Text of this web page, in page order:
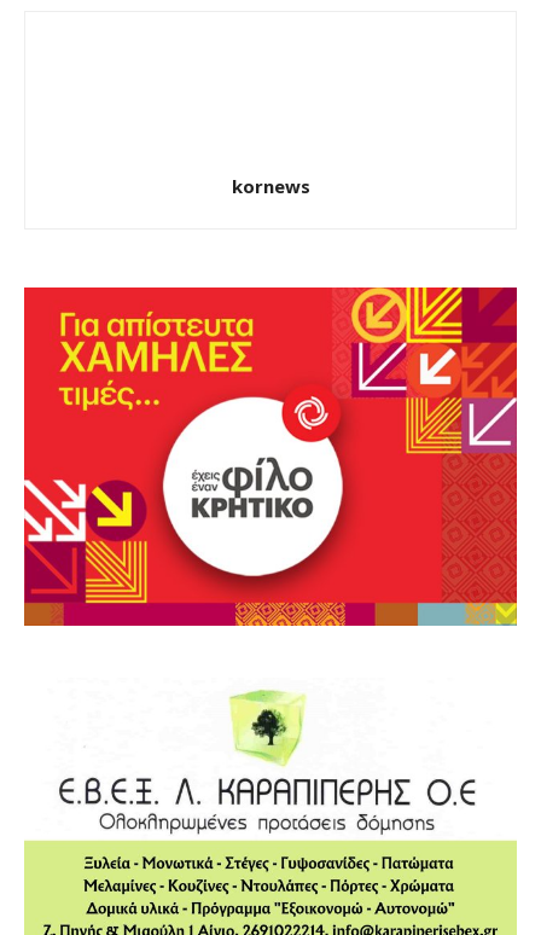
kornews